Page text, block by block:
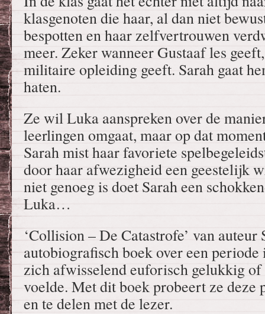
klasgenoten die haar, al dan niet
bespotten en haar zelfvertrouwen
meer. Zeker wanneer Gustaaf les
militaire opleiding geeft. Sarah gaat
haten.
Ze wil Luka aanspreken over de
leerlingen omgaat, maar op dat
Sarah mist haar favoriete
door haar afwezigheid een geestelijk
niet genoeg is doet Sarah een
Luka…
‘Collision – De Catastrofe’ van
autobiografisch boek over een
zich afwisselend euforisch gelukkig
voelde. Met dit boek probeert ze deze
en te delen met de lezer.